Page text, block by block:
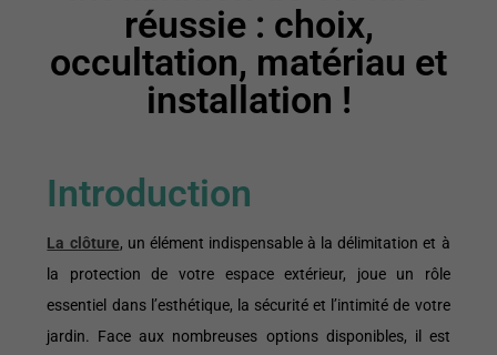
réussie : choix,
occultation, matériau et
installation !
Introduction
La clôture, un élément indispensable à la délimitation et à
la protection de votre espace extérieur, joue un rôle
essentiel dans l’esthétique, la sécurité et l’intimité de votre
jardin. Face aux nombreuses options disponibles, il est